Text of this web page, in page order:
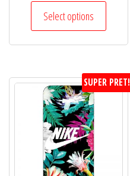
Select options
SUPER PRET!